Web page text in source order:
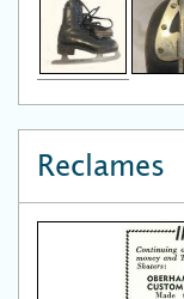
Reclames